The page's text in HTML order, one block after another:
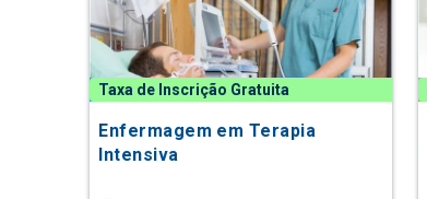
Taxa de Inscrição Gratuita
Enfermagem em Terapia
Intensiva